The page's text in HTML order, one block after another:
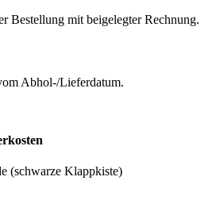
Bestel­lung mit beigelegter Rech­nung.
Abhol-/Liefer­da­tum.
(schwarze Klapp­kiste)